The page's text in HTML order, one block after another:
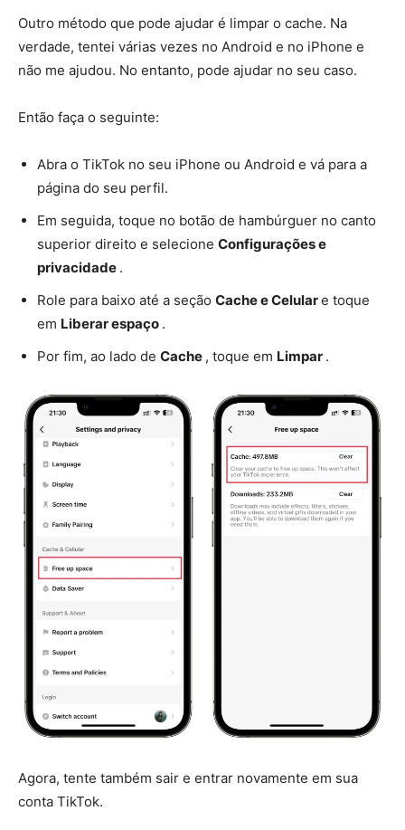
Outro método que pode ajudar é limpar o cache. Na
verdade, tentei várias vezes no Android e no iPhone e
não me ajudou. No entanto, pode ajudar no seu caso.
Então faça o seguinte:
Abra o TikTok no seu iPhone ou Android e vá para a
página do seu perfil.
Em seguida, toque no botão de hambúrguer no canto
superior direito e selecione Configurações e
privacidade .
Role para baixo até a seção Cache e Celulare toque
em Liberar espaço .
Por fim, ao lado de Cache , toque em Limpar .
Agora, tente também sair e entrar novamente em sua
conta TikTok.